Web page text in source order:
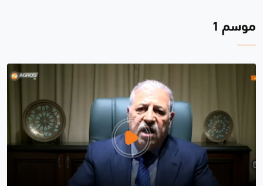
موسم 1